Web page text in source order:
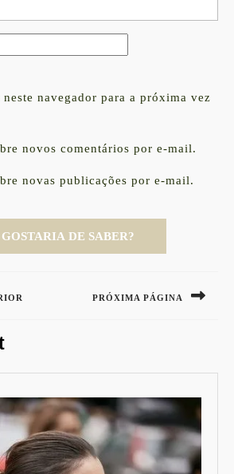
neste navegador para a próxima vez
novos comentários por e-mail.
novas publicações por e-mail.
PRÓXIMA PÁGINA